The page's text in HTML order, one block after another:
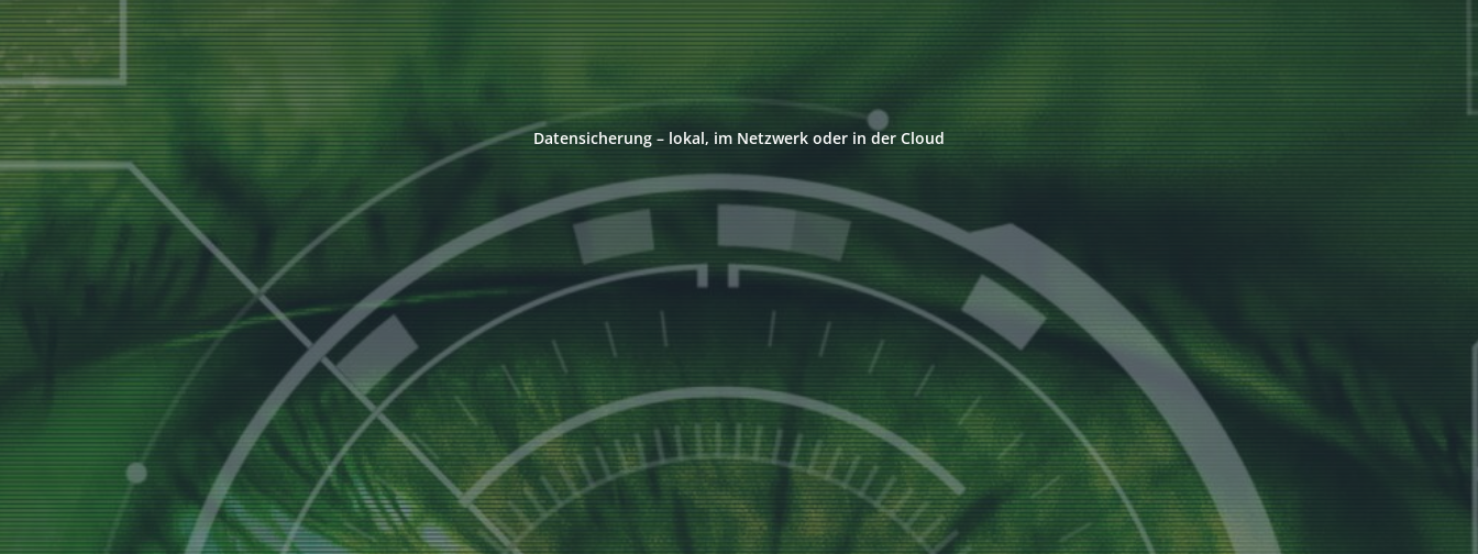
Datensicherung – lokal, im Netzwerk oder in der Cloud